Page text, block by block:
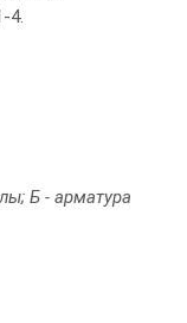
4.
Б - арматура